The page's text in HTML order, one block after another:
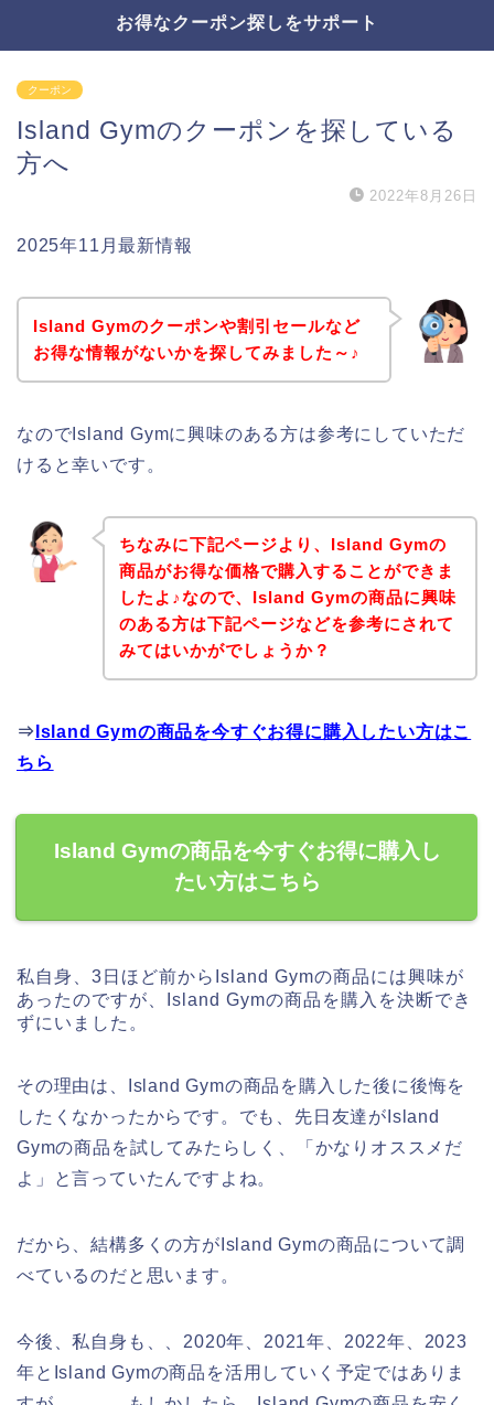
お得なクーポン探しをサポート
クーポン
Island Gymのクーポンを探している
方へ
2022年8月26日
2025年11月最新情報
Island Gymのクーポンや割引セールなど
お得な情報がないかを探してみました～♪
なのでIsland Gymに興味のある方は参考にしていただ
けると幸いです。
ちなみに下記ページより、Island Gymの
商品がお得な価格で購入することができま
したよ♪なので、Island Gymの商品に興味
のある方は下記ページなどを参考にされて
みてはいかがでしょうか？
⇒ Island Gymの商品を今すぐお得に購入したい方はこ
ちら
Island Gymの商品を今すぐお得に購入し
たい方はこちら
私自身、3日ほど前からIsland Gymの商品には興味が
あったのですが、Island Gymの商品を購入を決断でき
ずにいました。
その理由は、Island Gymの商品を購入した後に後悔を
したくなかったからです。でも、先日友達がIsland
Gymの商品を試してみたらしく、「かなりオススメだ
よ」と言っていたんですよね。
だから、結構多くの方がIsland Gymの商品について調
べているのだと思います。
今後、私自身も、、2020年、2021年、2022年、2023
年とIsland Gymの商品を活用していく予定ではありま